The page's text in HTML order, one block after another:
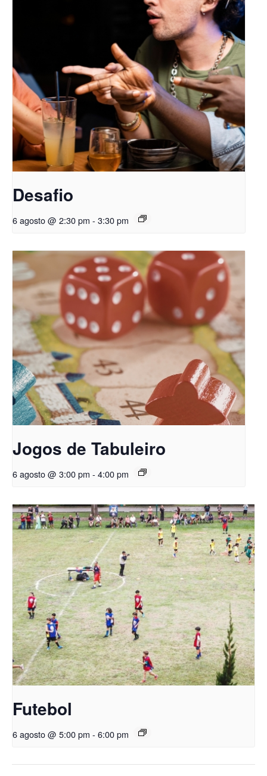
Desafio
6 agosto @ 2:30 pm - 3:30 pm
Jogos de Tabuleiro
6 agosto @ 3:00 pm - 4:00 pm
Futebol
6 agosto @ 5:00 pm - 6:00 pm